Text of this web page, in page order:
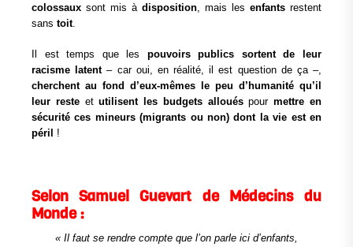
colossaux sont mis à disposition , mais les enfants restent
sans toit.
Il est temps que les pouvoirs publics sortent de leur
racisme latent– car oui, en réalité, il est question de ça –,
cherchent au fond d’eux-mêmes le peu d’humanité qu’il
leur resteetutilisent les budgets allouéspourmettre en
sécurité ces mineurs (migrants ou non) dont la vie est en
péril
!
Selon Samuel Guevart de Médecins du
Monde :
« Il faut se rendre compte que l’on parle ici d’enfants,